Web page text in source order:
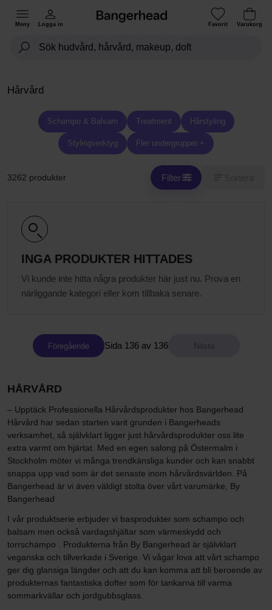
Meny Logga in Favorit Varukorg
Hårvård
Schampo & Balsam Treatment Hårstyling
Stylingverktyg Fler undergrupper +
3262 produkter Filter
INGA PRODUKTER HITTADES
Vi kunde inte hitta några produkter här just nu. Prova en
närliggande kategori eller kom tillbaka senare.
Föregående Sida 136 av 136
HÅRVÅRD
– Upptäck Professionella Hårvårdsprodukter hos Bangerhead
Hårvård har sedan starten varit grunden i Bangerheads
verksamhet, så självklart ligger just hårvårdsprodukter oss lite
extra varmt om hjärtat. Med en egen salong på Östermalm i
Stockholm möter vi många trendkänsliga kunder och kan snabbt
snappa upp vad som är det senaste inom hårvårdsvärlden. På
Bangerhead är vi även väldigt stolta över vårt varumärke, By
Bangerhead .
I vår produktserie erbjuder vi basprodukter som schampo och
balsam men också vardagshjältar som värmeskydd och
torrschampo . Produkterna från By Bangerhead är självklart
veganska och tillverkade i Sverige. Vi vågar lova att vårt schampo
ger dig glansiga längder och att du kan komma att bli beroende av
produkternas fantastiska dofter som för tankarna till varma
sommarkvällar och jordgubbsglass.